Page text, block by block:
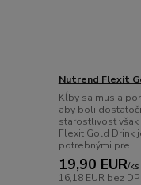
Nutrend Flexit
Kĺby sa musia
aby boli
starostlivosť
Flexit Gold Drink
potrebnými pre ...
19,90 EUR/ks
16,18 EUR bez